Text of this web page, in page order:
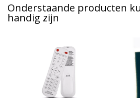
Onderstaande producten
handig zijn